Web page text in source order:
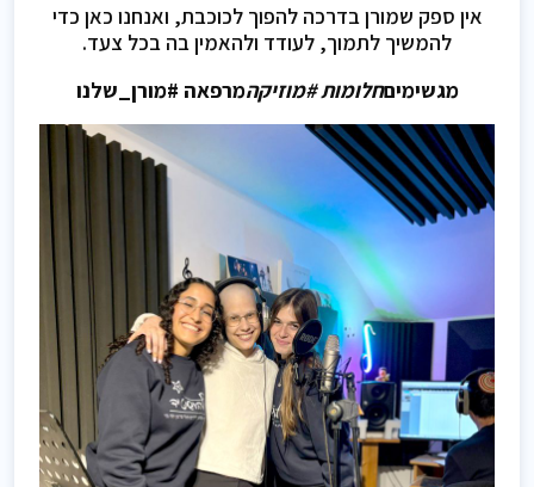
אין ספק שמורן בדרכה להפוך לכוכבת, ואנחנו כאן כדי
להמשיך לתמוך, לעודד ולהאמין בה בכל צעד.
מגשימיםחלומות #מוזיקהמרפאה #מורן_שלנו